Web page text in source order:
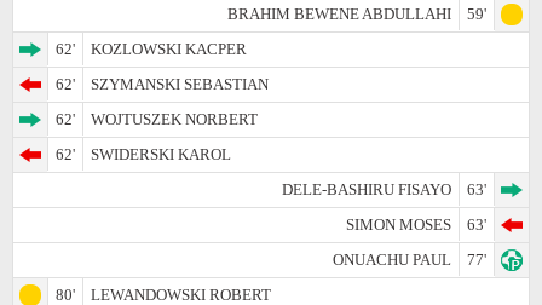
BRAHIM BEWENE ABDULLAHI
59'
62'
KOZLOWSKI KACPER
62'
SZYMANSKI SEBASTIAN
62'
WOJTUSZEK NORBERT
62'
SWIDERSKI KAROL
DELE-BASHIRU FISAYO
63'
SIMON MOSES
63'
ONUACHU PAUL
77'
80'
LEWANDOWSKI ROBERT